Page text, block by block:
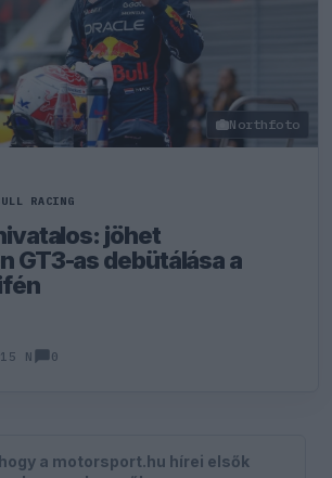
Northfoto
RACING
jöhet
GT3-as debütálása a
N 0
a motorsport.hu hírei elsők